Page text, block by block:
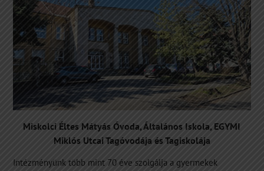
Miskolci Éltes Mátyás Óvoda, Általános Iskola, EGYMI
Miklós Utcai Tagóvodája és Tagiskolája
Intézményünk több mint 70 éve szolgálja a gyermekek